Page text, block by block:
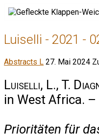
Luiselli - 2021 -
Abstracts L 27. Mai 2024
Luiselli, L., T.
in West Africa.
Prioritäten für